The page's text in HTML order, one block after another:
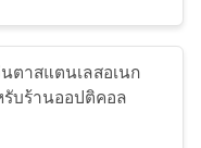
ตาสแตนเลสอเนก
รับร้านออปติคอล